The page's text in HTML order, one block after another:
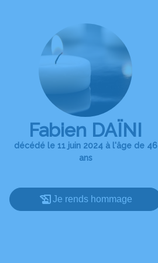
Fabien DAÏNI
décédé le 11 juin 2024 à l'âge de 46
ans
Je rends hommage